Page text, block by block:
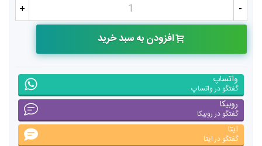
-
+
افزودن به سبد خرید
واتساپ
گفتگو در واتساپ
روبیکا
گفتگو در روبیکا
ایتا
گفتگو در ایتا